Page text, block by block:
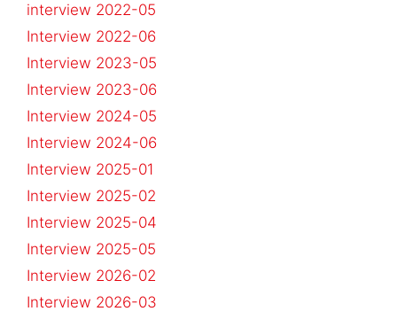
interview 2022-05
Interview 2022-06
Interview 2023-05
Interview 2023-06
Interview 2024-05
Interview 2024-06
Interview 2025-01
Interview 2025-02
Interview 2025-04
Interview 2025-05
Interview 2026-02
Interview 2026-03